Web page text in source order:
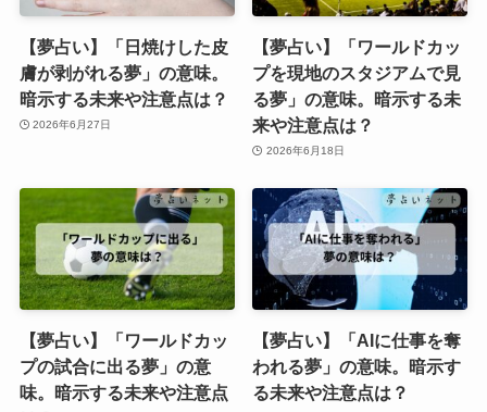
【夢占い】「日焼けした皮
膚が剥がれる夢」の意味。
暗示する未来や注意点は？
2026年6月27日
【夢占い】「ワールドカッ
プを現地のスタジアムで見
る夢」の意味。暗示する未
来や注意点は？
2026年6月18日
【夢占い】「ワールドカッ
プの試合に出る夢」の意
味。暗示する未来や注意点
【夢占い】「AIに仕事を奪
われる夢」の意味。暗示す
る未来や注意点は？